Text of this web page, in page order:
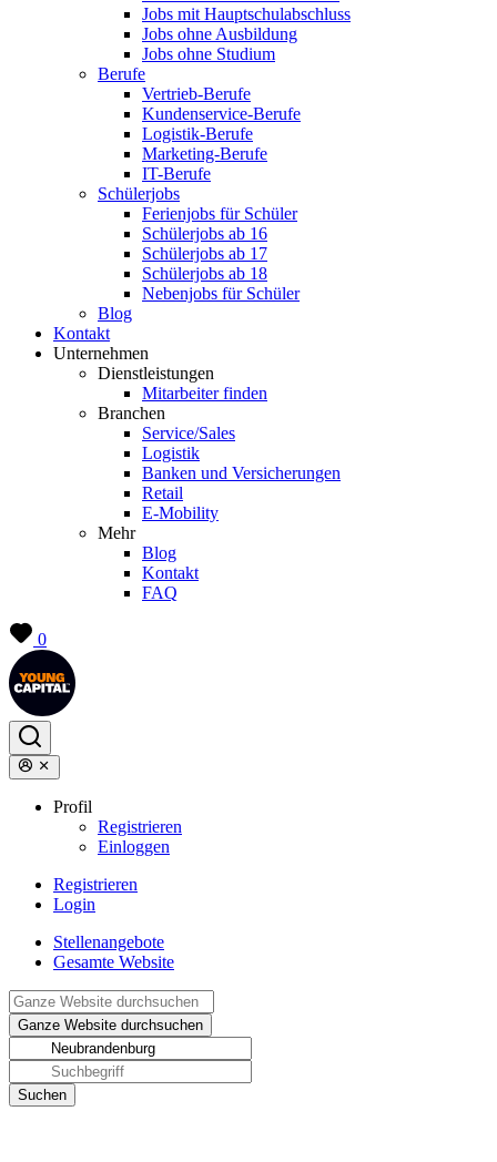
Jobs mit Hauptschulabschluss
Jobs ohne Ausbildung
Jobs ohne Studium
Berufe
Vertrieb-Berufe
Kundenservice-Berufe
Logistik-Berufe
Marketing-Berufe
IT-Berufe
Schülerjobs
Ferienjobs für Schüler
Schülerjobs ab 16
Schülerjobs ab 17
Schülerjobs ab 18
Nebenjobs für Schüler
Blog
Kontakt
Unternehmen
Dienstleistungen
Mitarbeiter finden
Branchen
Service/Sales
Logistik
Banken und Versicherungen
Retail
E-Mobility
Mehr
Blog
Kontakt
FAQ
0
Profil
Registrieren
Einloggen
Registrieren
Login
Stellenangebote
Gesamte Website